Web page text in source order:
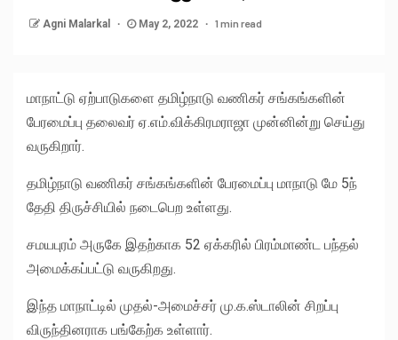
Agni Malarkal May 2, 2022 1 min read
மாநாட்டு ஏற்பாடுகளை தமிழ்நாடு வணிகர் சங்கங்களின்
பேரமைப்பு தலைவர் ஏ.எம்.விக்கிரமராஜா முன்னின்று செய்து
வருகிறார்.
தமிழ்நாடு வணிகர் சங்கங்களின் பேரமைப்பு மாநாடு மே 5ந்
தேதி திருச்சியில் நடைபெற உள்ளது.
சமயபுரம் அருகே இதற்காக 52 ஏக்கரில் பிரம்மாண்ட பந்தல்
அமைக்கப்பட்டு வருகிறது.
இந்த மாநாட்டில் முதல்-அமைச்சர் மு.க.ஸ்டாலின் சிறப்பு
விருந்தினராக பங்கேற்க உள்ளார்.